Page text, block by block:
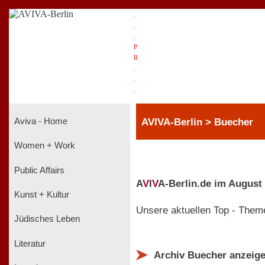
P
R
Aviva - Home
Women + Work
Public Affairs
Kunst + Kultur
Jüdisches Leben
Literatur
AVIVA-Berlin > Buecher
AVIVA-Berlin.de im August
Unsere aktuellen Top -
Archiv Buecher